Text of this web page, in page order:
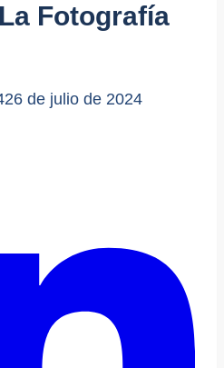
Fotografía
26 de julio de 2024